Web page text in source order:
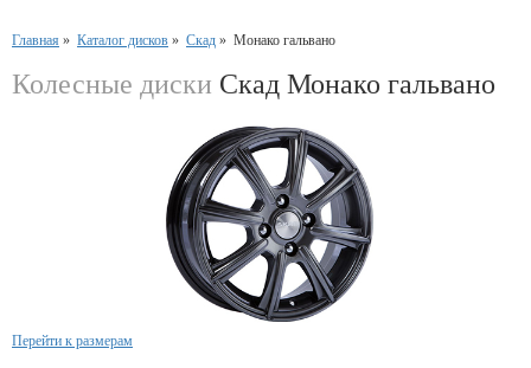
Главная » Каталог дисков » Скад » Монако гальвано
Колесные диски Скад Монако гальвано
Перейти к размерам